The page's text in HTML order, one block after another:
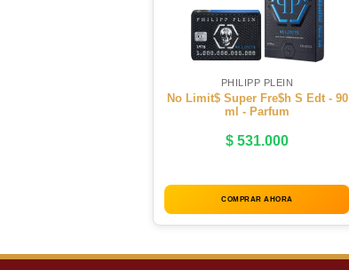
PHILIPP PLEIN
No Limit$ Super Fre$h S Edt - 90
ml - Parfum
$ 531.000
COMPRAR AHORA